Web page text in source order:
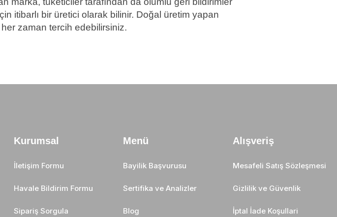
itibarlı bir üretici olarak bilinir. Doğal üretim yapan
her zaman tercih edebilirsiniz.
Kurumsal
İletişim Formu
Havale Bildirim Formu
Sipariş Sorgula
Menü
Bayilik Başvurusu
Sertifika ve Analizler
Blog
Alışveriş
Mesafeli Satış Sözleşmesi
Gizlilik ve Güvenlik
İptal İade Koşullari